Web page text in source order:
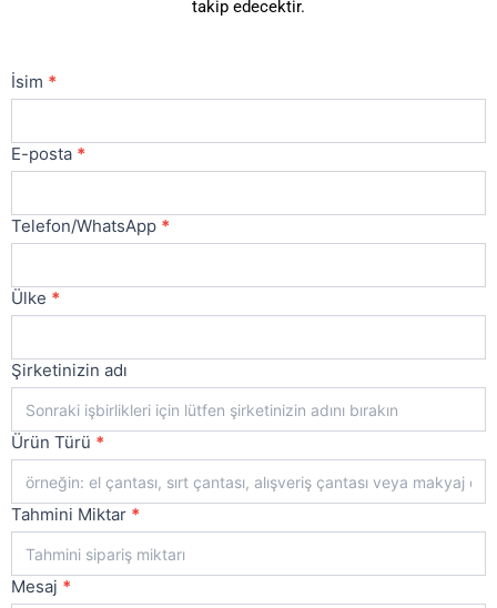
takip edecektir.
Bize
Ulaşın
İsim *
E-posta *
Telefon/WhatsApp *
Ülke *
Şirketinizin adı
Ürün Türü *
Tahmini Miktar *
Mesaj *